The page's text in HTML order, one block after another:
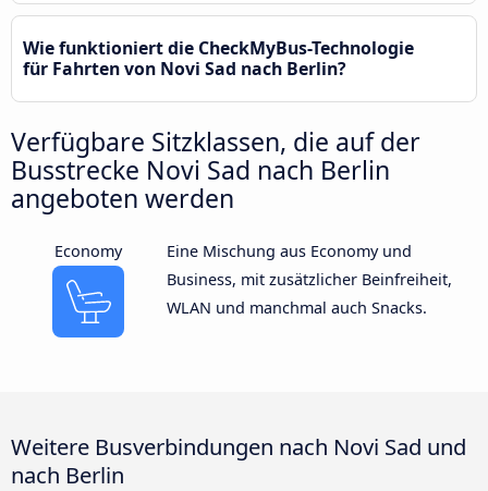
Wie funktioniert die CheckMyBus-Technologie
für Fahrten von Novi Sad nach Berlin?
Verfügbare Sitzklassen, die auf der
Busstrecke Novi Sad nach Berlin
angeboten werden
Economy
Eine Mischung aus Economy und
Business, mit zusätzlicher Beinfreiheit,
WLAN und manchmal auch Snacks.
Weitere Busverbindungen nach Novi Sad und
nach Berlin